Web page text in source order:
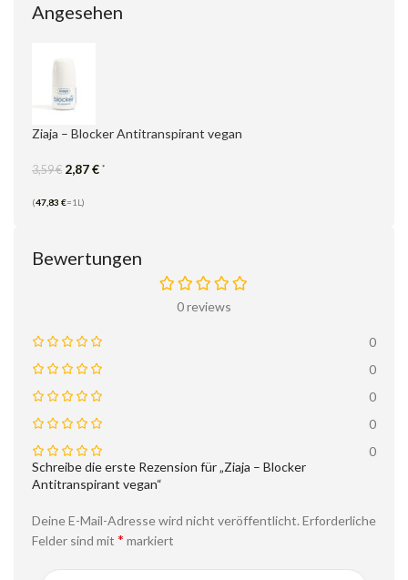
Angesehen
Ziaja – Blocker Antitranspirant vegan
3,59€ 2,87€ *
(47,83 €=1L)
Bewertungen
0 reviews
0
0
0
0
0
Schreibe die erste Rezension für „Ziaja – Blocker
Antitranspirant vegan“
Deine E-Mail-Adresse wird nicht veröffentlicht. Erforderliche
Felder sind mit * markiert